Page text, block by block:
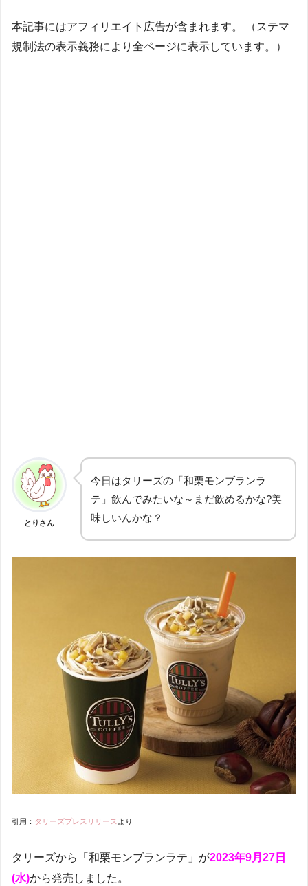
本記事にはアフィリエイト広告が含まれます。 （ステマ
規制法の表示義務により全ページに表示しています。）
とりさん
今日はタリーズの「和栗モンブランラ
テ」飲んでみたいな～まだ飲めるかな?美
味しいんかな？
引用： タリーズプレスリリース より
タリーズから「和栗モンブランラテ」が2023年9月27日
(水)から発売しました。